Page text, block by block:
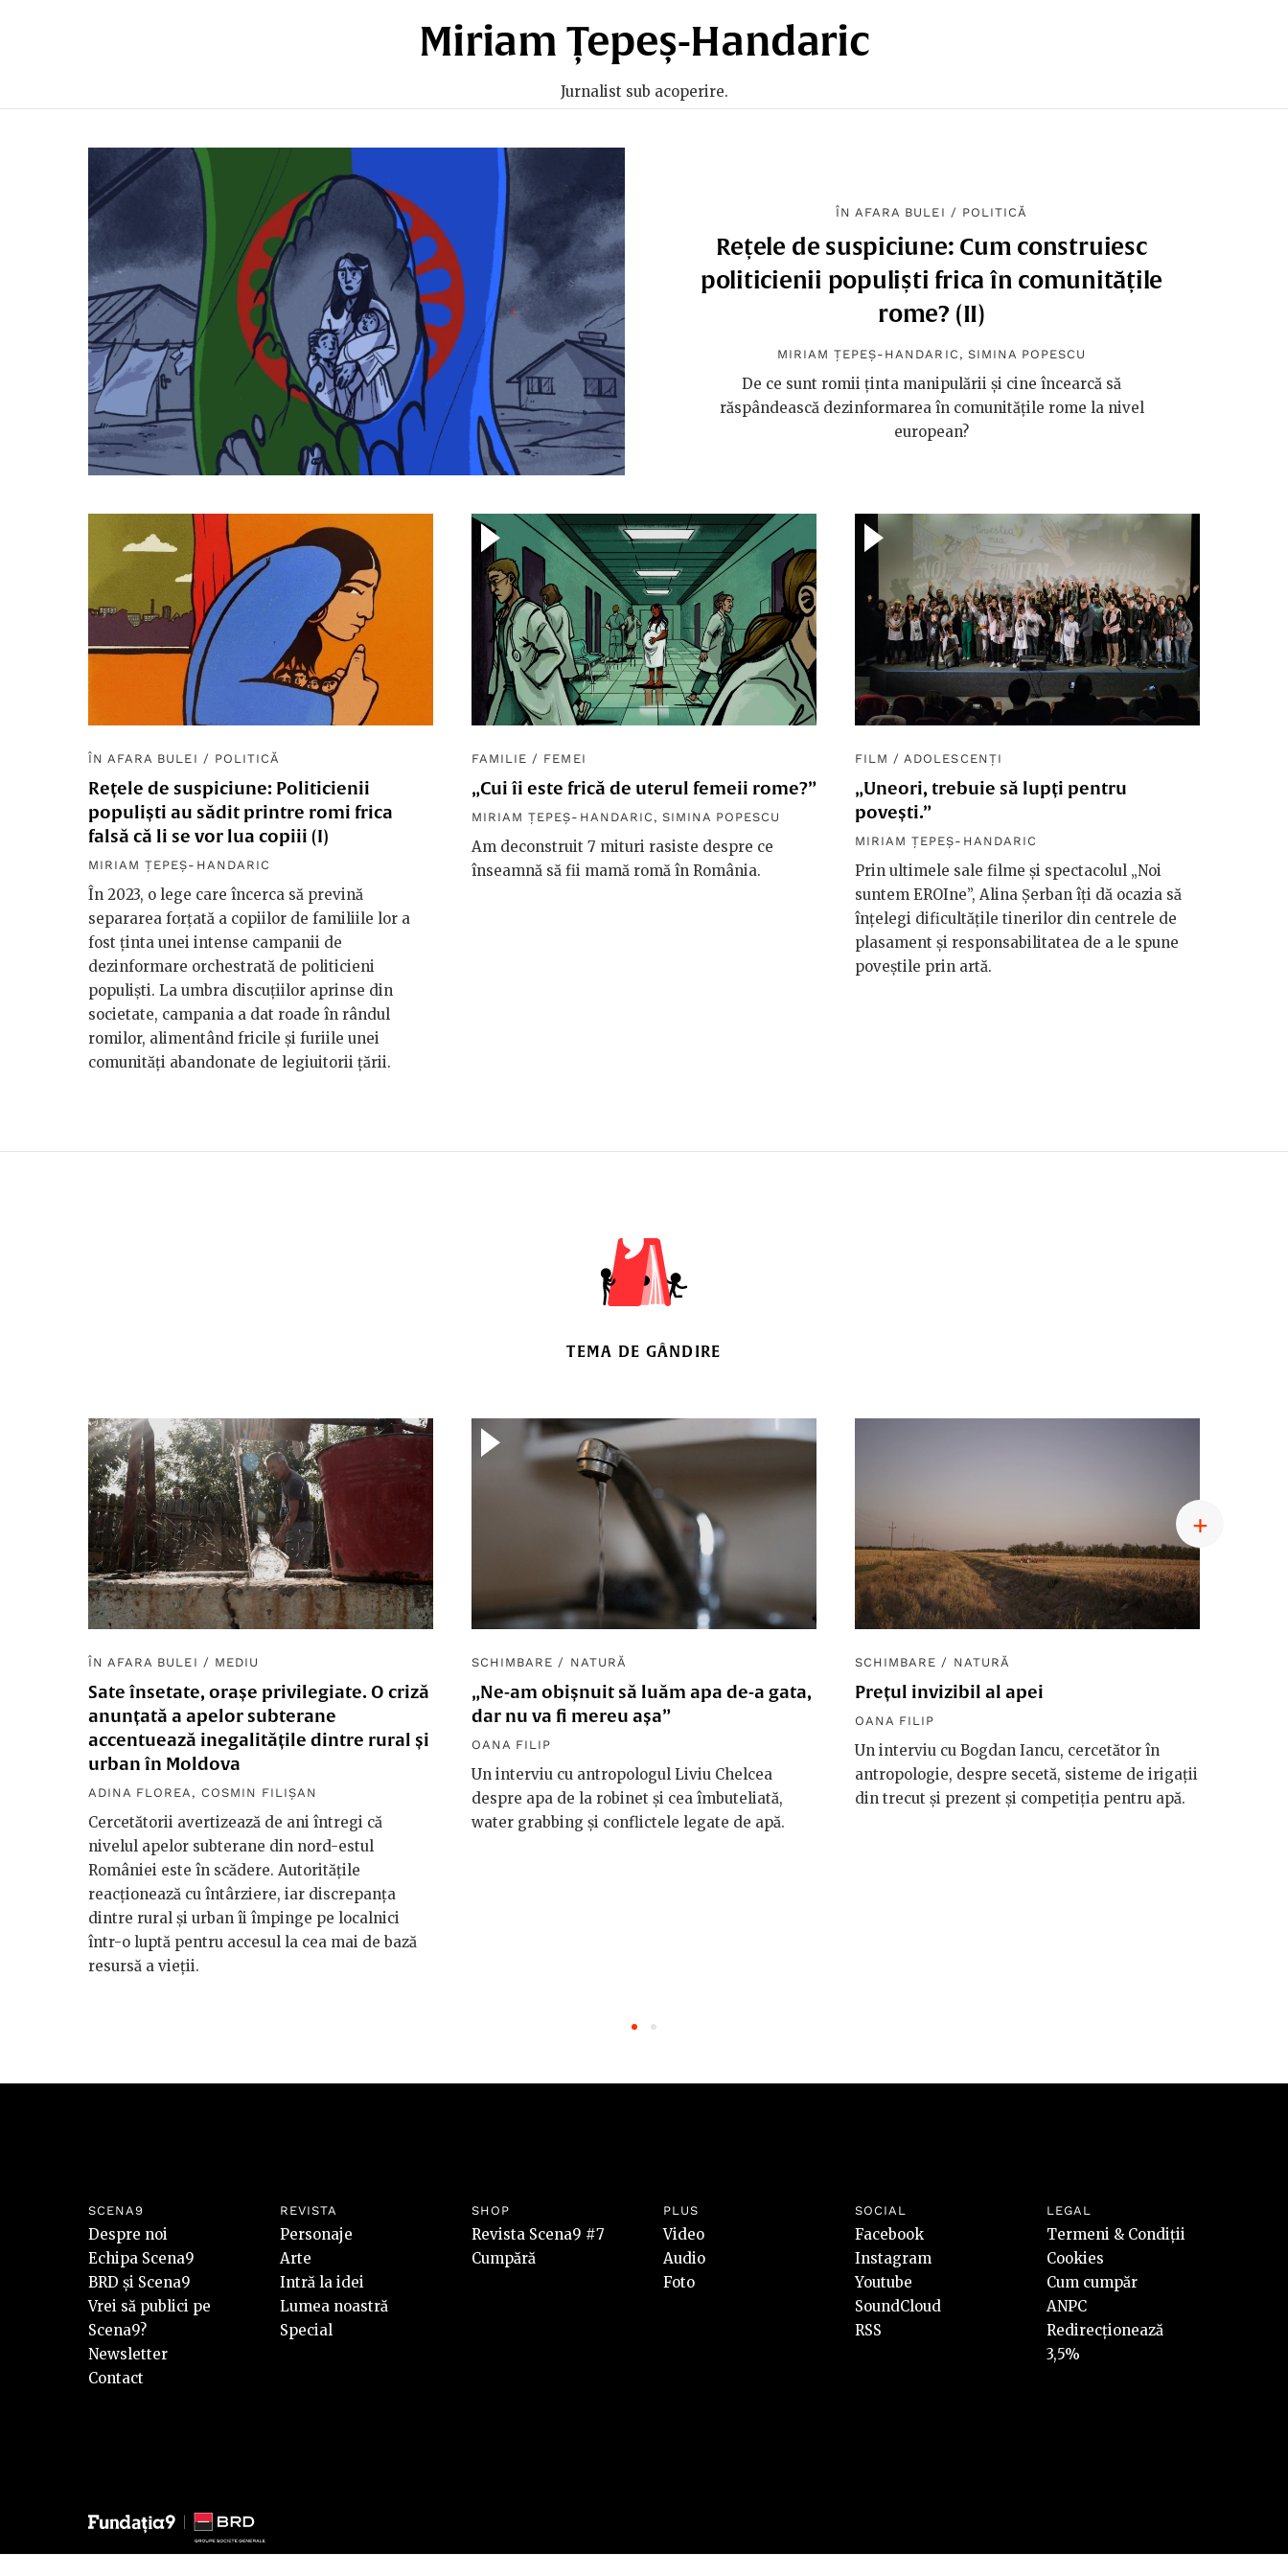
Miriam Țepeș-Handaric
Jurnalist sub acoperire.
ÎN AFARA BULEI / POLITICĂ
Rețele de suspiciune: Cum construiesc
politicienii populiști frica în comunitățile
rome? (II)
MIRIAM ȚEPEȘ-HANDARIC , SIMINA POPESCU
De ce sunt romii ținta manipulării și cine încearcă să
răspândească dezinformarea în comunitățile rome la nivel
european?
ÎN AFARA BULEI / POLITICĂ
Rețele de suspiciune: Politicienii
populiști au sădit printre romi frica
falsă că li se vor lua copiii (I)
MIRIAM ȚEPEȘ-HANDARIC
În 2023, o lege care încerca să prevină
separarea forțată a copiilor de familiile lor a
fost ținta unei intense campanii de
dezinformare orchestrată de politicieni
populiști. La umbra discuțiilor aprinse din
societate, campania a dat roade în rândul
romilor, alimentând fricile și furiile unei
comunități abandonate de legiuitorii țării.
FAMILIE / FEMEI
„Cui îi este frică de uterul femeii rome?”
MIRIAM ȚEPEȘ-HANDARIC , SIMINA POPESCU
Am deconstruit 7 mituri rasiste despre ce
înseamnă să fii mamă romă în România.
FILM / ADOLESCENȚI
„Uneori, trebuie să lupți pentru
povești.”
MIRIAM ȚEPEȘ-HANDARIC
Prin ultimele sale filme și spectacolul „Noi
suntem EROIne”, Alina Șerban îți dă ocazia să
înțelegi dificultățile tinerilor din centrele de
plasament și responsabilitatea de a le spune
poveștile prin artă.
TEMA DE GÂNDIRE
ÎN AFARA BULEI / MEDIU
Sate însetate, orașe privilegiate. O criză
anunțată a apelor subterane
accentuează inegalitățile dintre rural și
urban în Moldova
ADINA FLOREA , COSMIN FILIȘAN
Cercetătorii avertizează de ani întregi că
nivelul apelor subterane din nord-estul
României este în scădere. Autoritățile
reacționează cu întârziere, iar discrepanța
dintre rural și urban îi împinge pe localnici
într-o luptă pentru accesul la cea mai de bază
resursă a vieții.
SCHIMBARE / NATURĂ
„Ne-am obișnuit să luăm apa de-a gata,
dar nu va fi mereu așa”
OANA FILIP
Un interviu cu antropologul Liviu Chelcea
despre apa de la robinet și cea îmbuteliată,
water grabbing și conflictele legate de apă.
SCHIMBARE / NATURĂ
Prețul invizibil al apei
OANA FILIP
Un interviu cu Bogdan Iancu, cercetător în
antropologie, despre secetă, sisteme de irigații
din trecut și prezent și competiția pentru apă.
SCENA9
Despre noi
Echipa Scena9
BRD și Scena9
Vrei să publici pe
Scena9?
Newsletter
Contact
REVISTA
Personaje
Arte
Intră la idei
Lumea noastră
Special
SHOP
Revista Scena9 #7
Cumpără
PLUS
Video
Audio
Foto
SOCIAL
Facebook
Instagram
Youtube
SoundCloud
RSS
LEGAL
Termeni & Condiții
Cookies
Cum cumpăr
ANPC
Redirecționează
3,5%